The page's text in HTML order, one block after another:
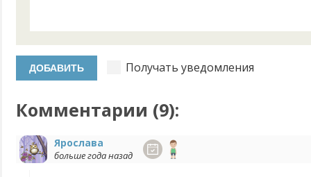
Получать уведомления
Комментарии (9):
Ярослава
больше года назад